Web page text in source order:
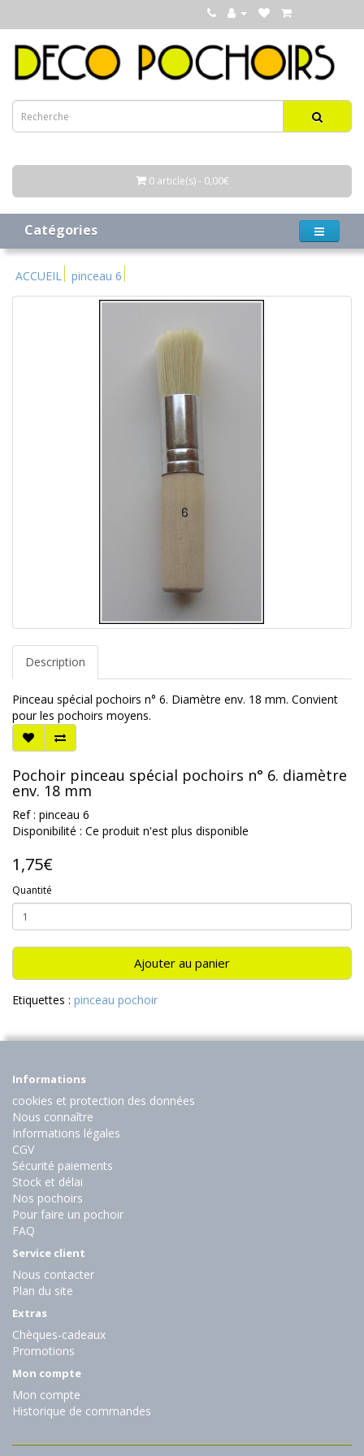
0 article(s) - 0,00€
Catégories
ACCUEIL pinceau 6
Description
Pinceau spécial pochoirs n° 6. Diamètre env. 18 mm. Convient
pour les pochoirs moyens.
Pochoir pinceau spécial pochoirs n° 6. diamètre
env. 18 mm
Ref : pinceau 6
Disponibilité : Ce produit n'est plus disponible
1,75€
Quantité
Ajouter au panier
Etiquettes : pinceau pochoir
Informations
cookies et protection des données
Nous connaître
Informations légales
CGV
Sécurité paiements
Stock et délai
Nos pochoirs
Pour faire un pochoir
FAQ
Service client
Nous contacter
Plan du site
Extras
Chèques-cadeaux
Promotions
Mon compte
Mon compte
Historique de commandes